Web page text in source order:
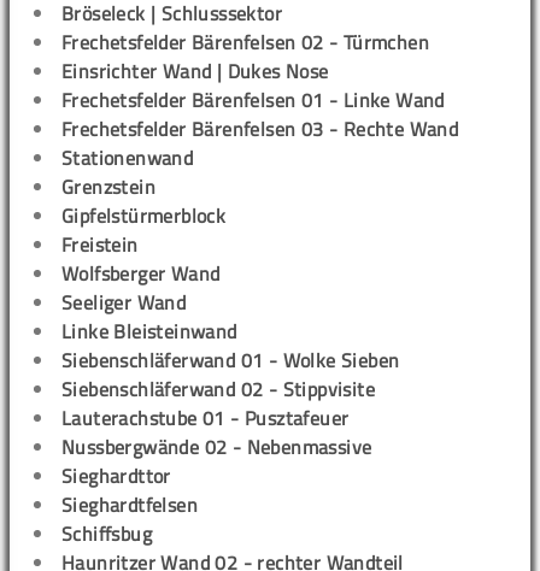
Bröseleck | Schlusssektor
Frechetsfelder Bärenfelsen 02 - Türmchen
Einsrichter Wand | Dukes Nose
Frechetsfelder Bärenfelsen 01 - Linke Wand
Frechetsfelder Bärenfelsen 03 - Rechte Wand
Stationenwand
Grenzstein
Gipfelstürmerblock
Freistein
Wolfsberger Wand
Seeliger Wand
Linke Bleisteinwand
Siebenschläferwand 01 - Wolke Sieben
Siebenschläferwand 02 - Stippvisite
Lauterachstube 01 - Pusztafeuer
Nussbergwände 02 - Nebenmassive
Sieghardttor
Sieghardtfelsen
Schiffsbug
Haunritzer Wand 02 - rechter Wandteil